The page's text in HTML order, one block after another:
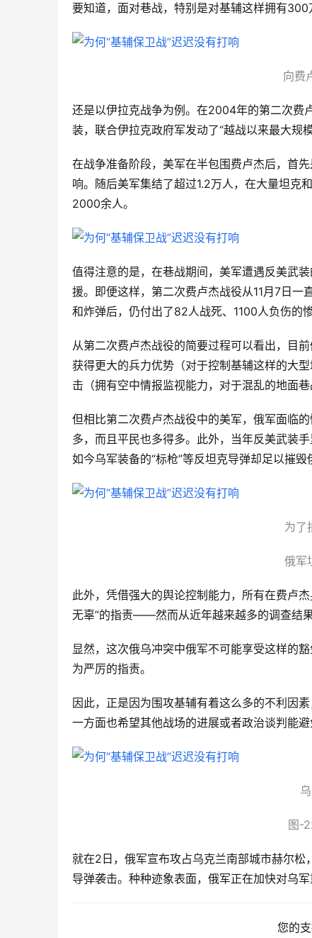
要知道，面对巷战，特别是对基辅这样拥有300
向费
还是以伊拉克战争为例。在2004年的第二次费
装，联合伊拉克政府军发动了“越战以来最大规模
在战争准备阶段，美军在半包围费卢杰后，首
响。随后美军集结了超过1.2万人，在大量坦克
2000余人。
值得注意的是，在巷战期间，美军遭遇反美武
援。即便这样，第二次费卢杰战役从11月7日
和炸弹后，仍付出了82人战死、1100人负伤的
从第二次费卢杰战役的简要过程可以看出，目
获得更大的兵力优势（对于控制基辅这样的大
击（拥有空中情报监视能力，对于混乱的地面
但相比第二次费卢杰战役中的美军，俄军面临
多，而且平民也多得多。此外，当年反美武装
如今乌军装备的“标枪”等反坦克导弹却足以摧毁
为了
俄军
此外，凭借强大的舆论控制能力，所有在费卢
无辜”的指责——然而从近年越来越多的调查结
显然，这次俄乌冲突中俄军不可能享受这样的
为严厉的指责。
因此，正是因为围攻基辅有着这么多的不利因
一方面也希望其他战场的进展或者政治谈判能避
图-
就在2日，俄军宣布攻占乌克兰南部城市赫尔
导弹袭击。种种迹象表面，俄军正在加快对乌
您的